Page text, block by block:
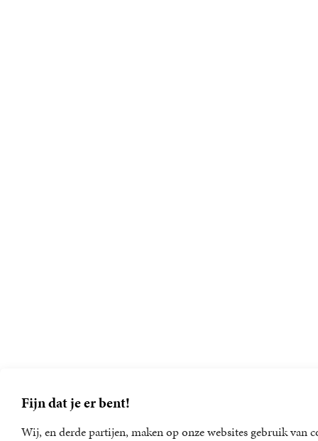
Fijn dat je er bent!
Wij, en derde partijen, maken op onze websites gebruik van